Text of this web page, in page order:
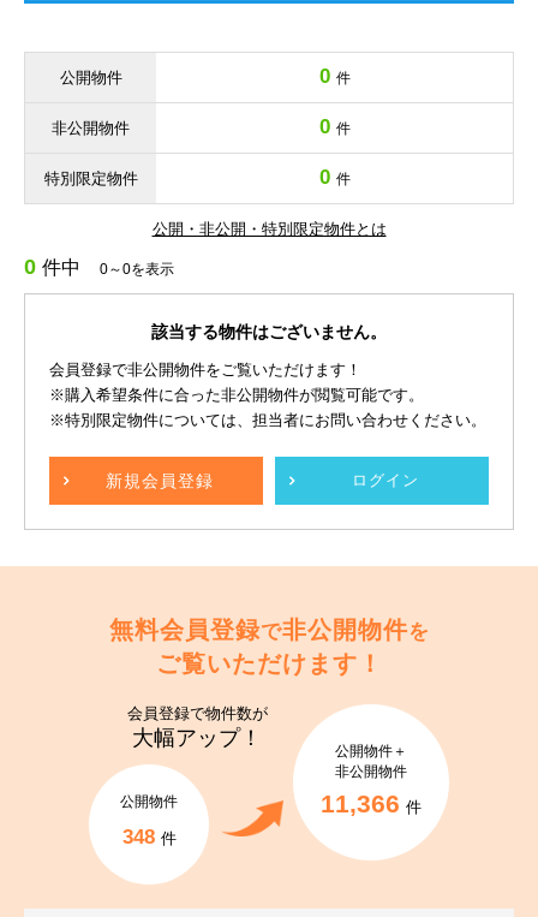
公開物件 0 件
非公開物件 0 件
特別限定物件 0 件
公開・非公開・特別限定物件とは
0 件中 0～0を表示
該当する物件はございません。
会員登録で非公開物件をご覧いただけます！
※購入希望条件に合った非公開物件が閲覧可能です。
※特別限定物件については、担当者にお問い合わせください。
新規会員登録 ログイン
無料会員登録で非公開物件を
ご覧いただけます！
会員登録で物件数が
大幅アップ！
公開物件
348 件
公開物件＋
非公開物件
11,366 件